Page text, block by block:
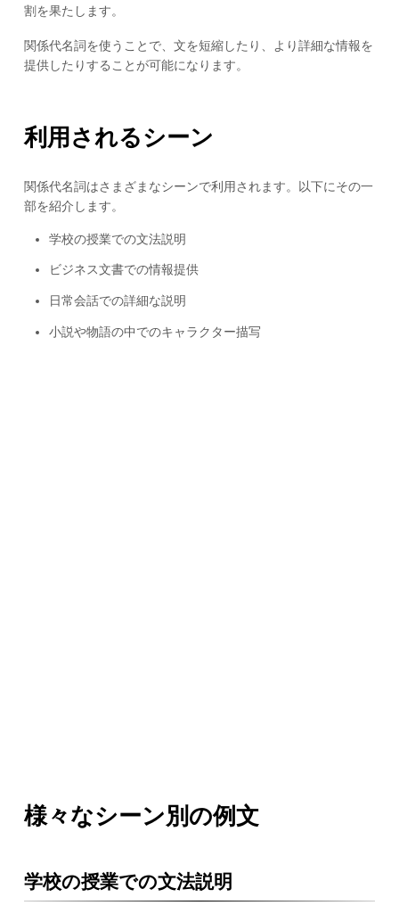
割を果たします。
関係代名詞を使うことで、文を短縮したり、より詳細な情報を
提供したりすることが可能になります。
利用されるシーン
関係代名詞はさまざまなシーンで利用されます。以下にその一
部を紹介します。
学校の授業での文法説明
ビジネス文書での情報提供
日常会話での詳細な説明
小説や物語の中でのキャラクター描写
様々なシーン別の例文
学校の授業での文法説明